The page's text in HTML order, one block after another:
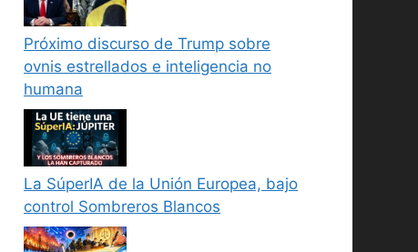
Próximo discurso de Trump sobre
ovnis estrellados e inteligencia no
humana
La SúperIA de la Unión Europea, bajo
control Sombreros Blancos